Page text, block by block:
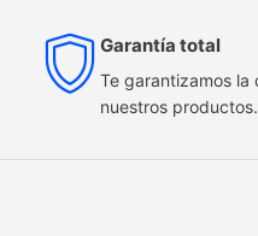
Garantía total
Te garantizamos la
nuestros productos.